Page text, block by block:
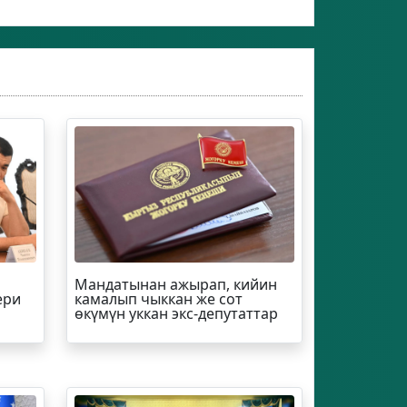
Мандатынан ажырап, кийин
камалып чыккан же сот
өкүмүн уккан экс-депутаттар